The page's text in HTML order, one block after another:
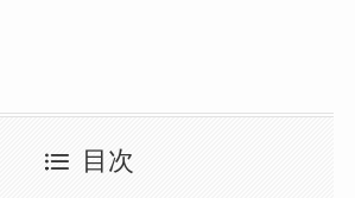
目次